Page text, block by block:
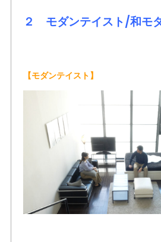
２ モダンテイスト/和モ
【モダンテイスト】